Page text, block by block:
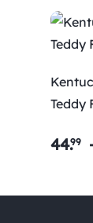
Teddy
44.99